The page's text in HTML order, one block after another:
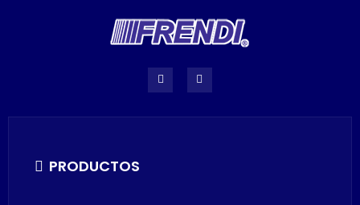
PRODUCTOS